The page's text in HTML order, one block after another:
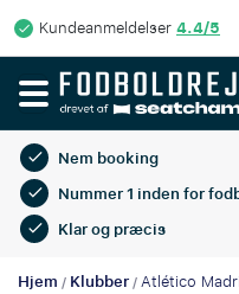
Kundeanmeldelser4.4/5
Nem booking
Nummer 1 inden for
Klar og præcis
Hjem/Klubber/Atlético